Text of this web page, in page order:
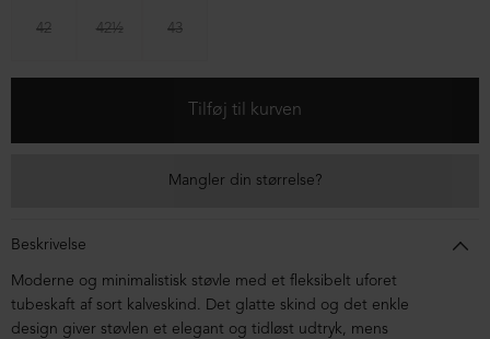
42 42½ 43
Mangler din størrelse?
Beskrivelse
Moderne og minimalistisk støvle med et fleksibelt uforet
tubeskaft af sort kalveskind. Det glatte skind og det enkle
design giver støvlen et elegant og tidløst udtryk, mens